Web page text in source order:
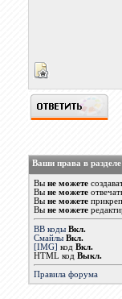
Ваши права в разделе
Вы не можете
Вы не можете
Вы не можете
Вы не можете
BB коды Вкл.
Смайлы Вкл.
[IMG] код Вкл.
HTML код Выкл.
Правила форума